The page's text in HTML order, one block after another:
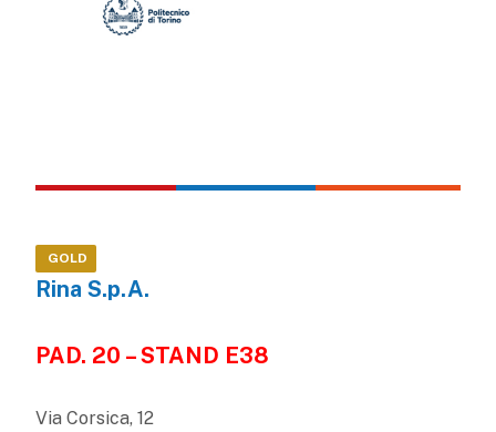
GOLD
Rina S.p.A.
PAD. 20 – STAND E38
Via Corsica, 12